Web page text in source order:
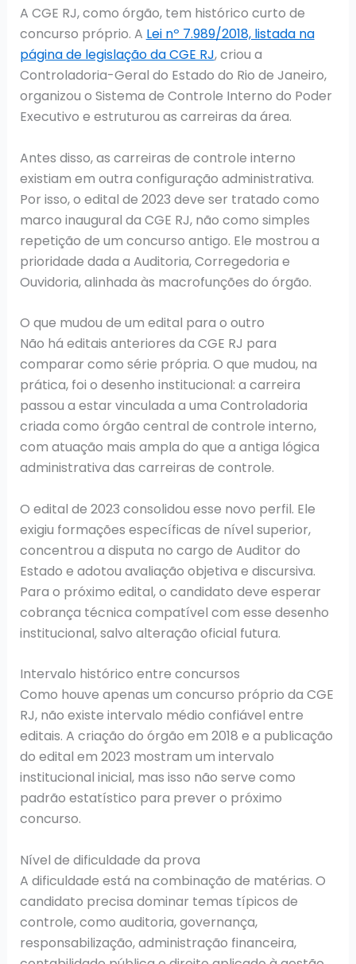
A CGE RJ, como órgão, tem histórico curto de
concurso próprio. A Lei nº 7.989/2018, listada na
página de legislação da CGE RJ, criou a
Controladoria-Geral do Estado do Rio de Janeiro,
organizou o Sistema de Controle Interno do Poder
Executivo e estruturou as carreiras da área.
Antes disso, as carreiras de controle interno
existiam em outra configuração administrativa.
Por isso, o edital de 2023 deve ser tratado como
marco inaugural da CGE RJ, não como simples
repetição de um concurso antigo. Ele mostrou a
prioridade dada a Auditoria, Corregedoria e
Ouvidoria, alinhada às macrofunções do órgão.
O que mudou de um edital para o outro
Não há editais anteriores da CGE RJ para
comparar como série própria. O que mudou, na
prática, foi o desenho institucional: a carreira
passou a estar vinculada a uma Controladoria
criada como órgão central de controle interno,
com atuação mais ampla do que a antiga lógica
administrativa das carreiras de controle.
O edital de 2023 consolidou esse novo perfil. Ele
exigiu formações específicas de nível superior,
concentrou a disputa no cargo de Auditor do
Estado e adotou avaliação objetiva e discursiva.
Para o próximo edital, o candidato deve esperar
cobrança técnica compatível com esse desenho
institucional, salvo alteração oficial futura.
Intervalo histórico entre concursos
Como houve apenas um concurso próprio da CGE
RJ, não existe intervalo médio confiável entre
editais. A criação do órgão em 2018 e a publicação
do edital em 2023 mostram um intervalo
institucional inicial, mas isso não serve como
padrão estatístico para prever o próximo
concurso.
Nível de dificuldade da prova
A dificuldade está na combinação de matérias. O
candidato precisa dominar temas típicos de
controle, como auditoria, governança,
responsabilização, administração financeira,